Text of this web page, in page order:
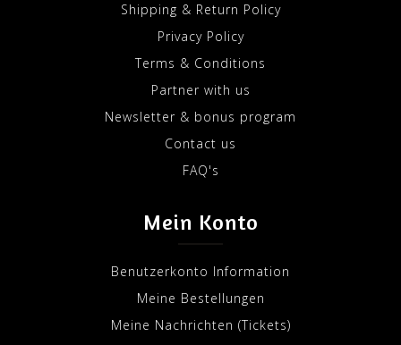
Shipping & Return Policy
Privacy Policy
Terms & Conditions
Partner with us
Newsletter & bonus program
Contact us
FAQ's
Mein Konto
Benutzerkonto Information
Meine Bestellungen
Meine Nachrichten (Tickets)